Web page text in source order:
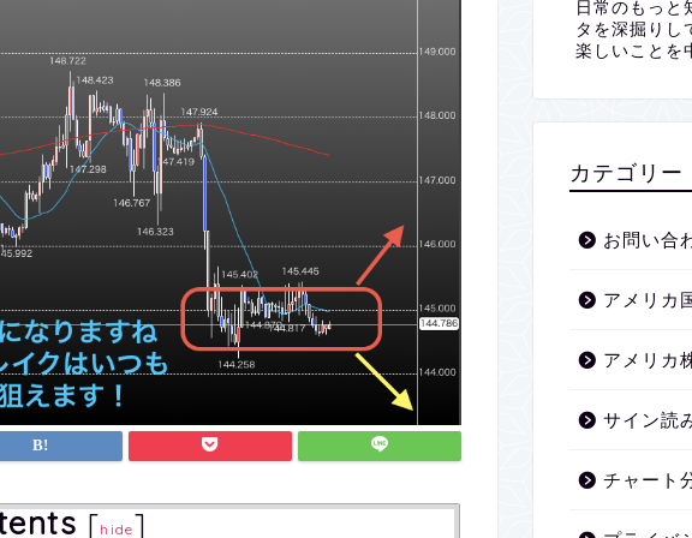
[hide]
日常のもっと
タを深掘りし
楽しいことを
カテゴリー
お問い合
アメリカ
アメリカ
サイン読
チャート